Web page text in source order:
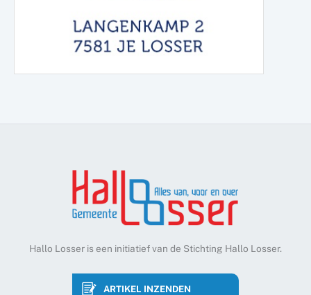
Hallo Losser is een initiatief van de Stichting Hallo Losser.
ARTIKEL INZENDEN